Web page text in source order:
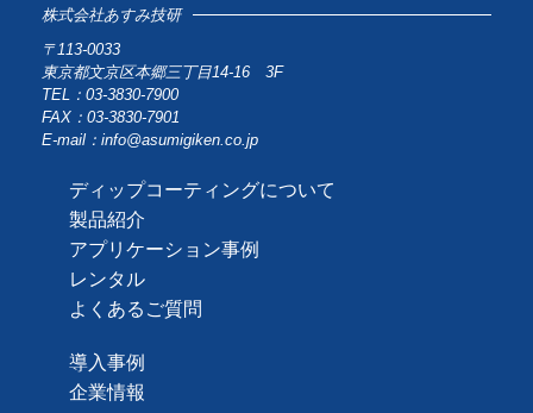
株式会社あすみ技研
〒113-0033
東京都文京区本郷三丁目14-16 3F
TEL：03-3830-7900
FAX：03-3830-7901
E-mail：info@asumigiken.co.jp
ディップコーティングについて
製品紹介
アプリケーション事例
レンタル
よくあるご質問
導入事例
企業情報